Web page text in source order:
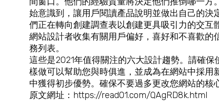
始意識到，讓用戶閱讀產品說明並做出自己的
們正在轉向創建調查表以創建更具吸引力的交互
網站設計者收集有關用戶偏好，喜好和不喜歡的
務列表。
這些是2021年值得關注的六大設計趨勢。請確
樣做可以幫助您與時俱進，並成為在網站中採
中獲得初步優勢。確保不要過多更改您網站的核
原文網址：https://read01.com/QAgRD8k.html